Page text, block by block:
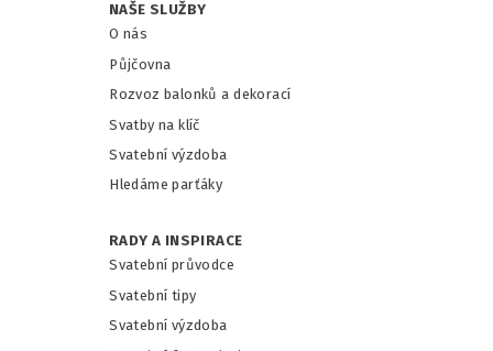
NAŠE SLUŽBY
O nás
Půjčovna
Rozvoz balonků a dekorací
Svatby na klíč
Svatební výzdoba
Hledáme parťáky
RADY A INSPIRACE
Svatební průvodce
Svatební tipy
Svatební výzdoba